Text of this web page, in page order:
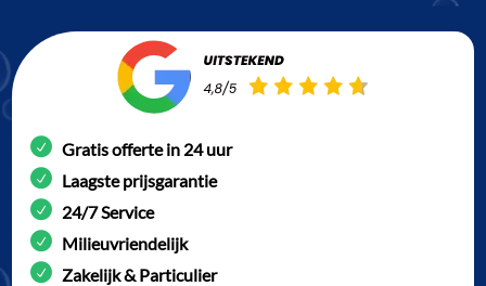
Gratis offerte in 24 uur
Laagste prijsgarantie
24/7 Service
Milieuvriendelijk
Zakelijk & Particulier